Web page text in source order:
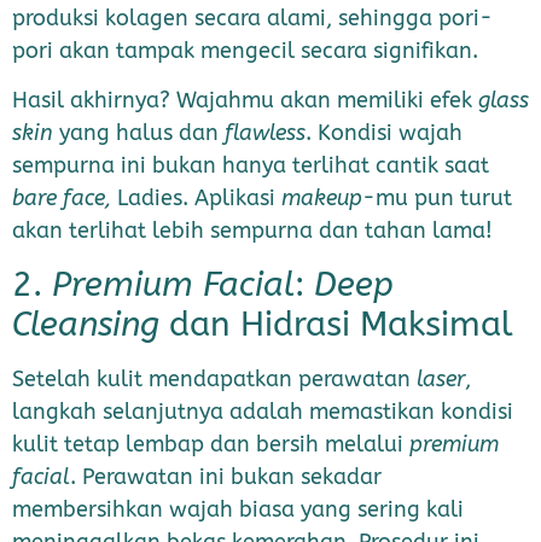
produksi kolagen secara alami, sehingga pori-
pori akan tampak mengecil secara signifikan.
Hasil akhirnya? Wajahmu akan memiliki efek glass
skin yang halus dan flawless. Kondisi wajah
sempurna ini bukan hanya terlihat cantik saat
bare face, Ladies. Aplikasi makeup-mu pun turut
akan terlihat lebih sempurna dan tahan lama!
2. Premium Facial: Deep
Cleansing dan Hidrasi Maksimal
Setelah kulit mendapatkan perawatan laser,
langkah selanjutnya adalah memastikan kondisi
kulit tetap lembap dan bersih melalui premium
facial. Perawatan ini bukan sekadar
membersihkan wajah biasa yang sering kali